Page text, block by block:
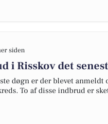
siden
i Risskov det
døgn er der blevet
To af disse indbrud er